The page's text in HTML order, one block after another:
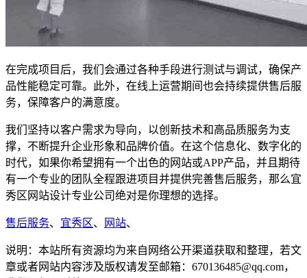
在完成项目后，我们会通过各种手段进行测试与调试，确保产
品性能稳定可靠。此外，在线上运营期间也会持续提供售后服
务，保障客户的满意度。
我们坚持以客户需求为导向，以创新技术和高品质服务为支
撑，不断提升企业形象和品牌价值。在这个信息化、数字化的
时代，如果你希望拥有一个出色的网站或APP产品，并且期待
有一个专业的团队全程跟进项目并提供完善售后服务，那么宜
秀区网站设计专业公司绝对是你理想的选择。
售后服务、 宜秀区、 网站、
说明：本站所有资源均为来自网络公开渠道获取和整理，若文
章或者网站内容涉及版权请发至邮箱：670136485@qq.com，